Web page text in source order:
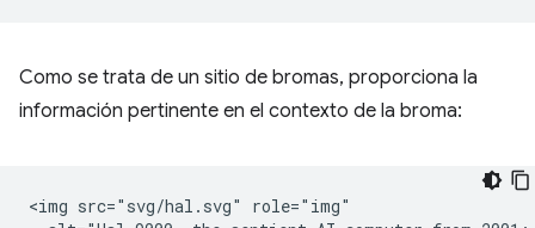
Como se trata de un sitio de bromas, proporciona la
información pertinente en el contexto de la broma:
<img src="svg/hal.svg" role="img"